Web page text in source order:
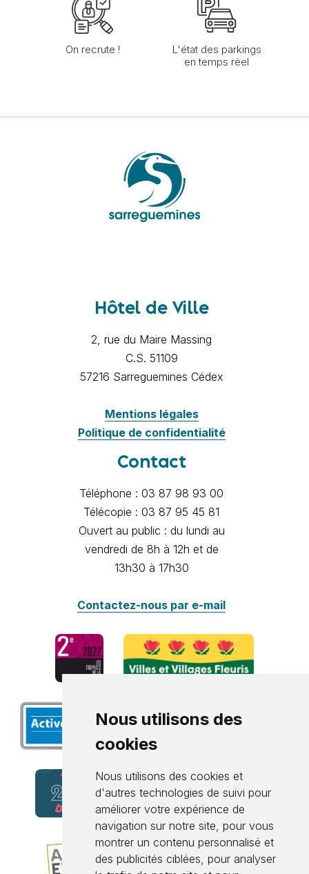
Nous utilisons des
cookies
Nous utilisons des cookies et
d'autres technologies de suivi pour
améliorer votre expérience de
navigation sur notre site, pour vous
montrer un contenu personnalisé et
des publicités ciblées, pour analyser
On recrute !
L'état des parkings
en temps réel
Hôtel de Ville
2, rue du Maire Massing
C.S. 51109
57216 Sarreguemines Cédex
Mentions légales
Politique de confidentialité
Contact
Téléphone : 03 87 98 93 00
Télécopie : 03 87 95 45 81
Ouvert au public : du lundi au
vendredi de 8h à 12h et de
13h30 à 17h30
Contactez-nous par e-mail